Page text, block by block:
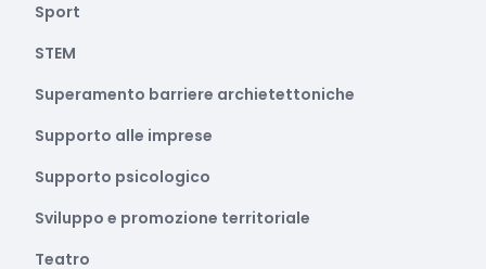
Sport
STEM
Superamento barriere archietettoniche
Supporto alle imprese
Supporto psicologico
Sviluppo e promozione territoriale
Teatro